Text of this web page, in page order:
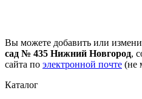
Вы можете добавить или
сад № 435 Нижний Новгород,
сайта по электронной почте (не
Каталог